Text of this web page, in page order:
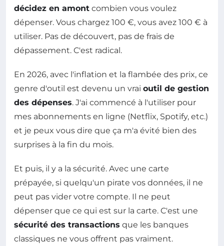
décidez en amont combien vous voulez
dépenser. Vous chargez 100 €, vous avez 100 € à
utiliser. Pas de découvert, pas de frais de
dépassement. C'est radical.
En 2026, avec l'inflation et la flambée des prix, ce
genre d'outil est devenu un vrai outil de gestion
des dépenses. J'ai commencé à l'utiliser pour
mes abonnements en ligne (Netflix, Spotify, etc.)
et je peux vous dire que ça m'a évité bien des
surprises à la fin du mois.
Et puis, il y a la sécurité. Avec une carte
prépayée, si quelqu'un pirate vos données, il ne
peut pas vider votre compte. Il ne peut
dépenser que ce qui est sur la carte. C'est une
sécurité des transactions que les banques
classiques ne vous offrent pas vraiment.